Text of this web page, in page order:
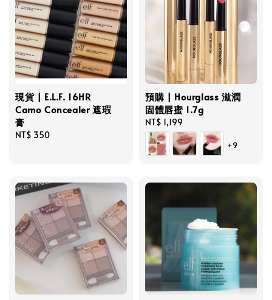
現貨 | E.L.F. 16HR
Camo Concealer 遮瑕
膏
Regular
NT$ 350
預購 | Hourglass 滋潤
固體唇蜜 1.7g
Regular
price
NT$ 1,199
+9